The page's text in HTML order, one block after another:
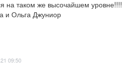
на таком же высочайшем уровне!!!!
и Ольга Джуниор
09:50